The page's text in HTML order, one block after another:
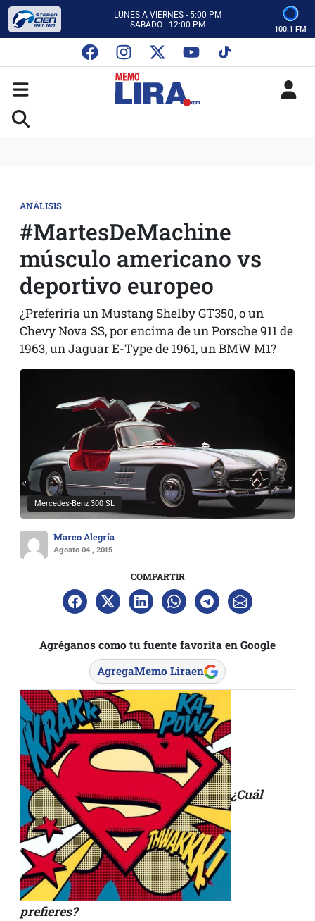
ESCUCHA AUTOS AL CIEN
CON MEMO LIRA Y SU EQUIPO
SABADO - 12:00 PM
ESCUCHA AUTOS AL CIEN
CON MEMO LIRA Y SU EQUIPO
LUNES A VIERNES - 5:00 PM
SABADO - 12:00 PM
100.1 FM
ANÁLISIS
#MartesDeMachine
músculo americano vs
deportivo europeo
¿Preferiría un Mustang Shelby GT350, o un
Chevy Nova SS, por encima de un Porsche 911 de
1963, un Jaguar E-Type de 1961, un BMW M1?
Mercedes-Benz 300 SL
Marco Alegría
Agosto 04 , 2015
COMPARTIR
Agréganos como tu fuente favorita en Google
AgregaMemo Liraen
¿Cuál
prefieres?